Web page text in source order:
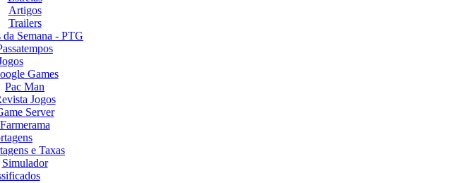
Artigos
Trailers
da Semana - PTG
Games
Pac Man
Jogos
Server
Farmerama
e Taxas
Simulador